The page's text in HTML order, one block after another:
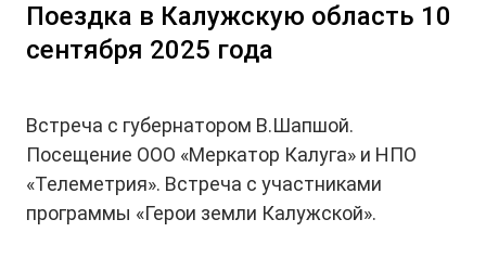
Поездка в Калужскую область 10
сентября 2025 года
Встреча с губернатором В.Шапшой.
Посещение ООО «Меркатор Калуга» и НПО
«Телеметрия». Встреча с участниками
программы «Герои земли Калужской».